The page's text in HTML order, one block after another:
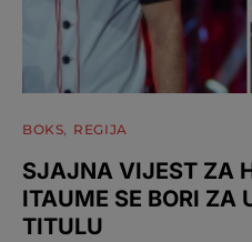
BOKS REGIJA
SJAJNA VIJEST ZA
ITAUME SE BORI ZA
TITULU